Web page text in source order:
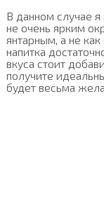
В данном случае
не очень ярким
янтарным, а не
напитка
вкуса стоит
получите
будет весьма